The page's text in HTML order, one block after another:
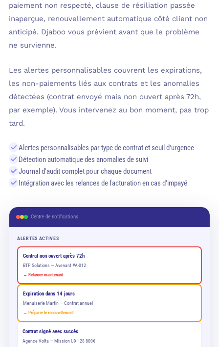
paiement non respecté, clause de résiliation passée
inaperçue, renouvellement automatique côté client non
anticipé. Djaboo vous prévient avant que le problème
ne survienne.
Les alertes personnalisables couvrent les expirations,
les non-paiements liés aux contrats et les anomalies
détectées (contrat envoyé mais non ouvert après 72h,
par exemple). Vous intervenez au bon moment, pas trop
tard.
Alertes personnalisables par type de contrat et seuil d'urgence
Détection automatique des anomalies de suivi
Journal d'audit complet pour chaque document
Intégration avec les relances de facturation en cas d'impayé
Centre de notifications
ALERTES ACTIVES
Contrat non ouvert après 72h
BTP Solutions — Avenant #A-012
→ Relancer maintenant
Expiration dans 14 jours
Menuiserie Martin — Contrat annuel
→ Préparer le renouvellement
Contrat signé avec succès
Agence Volta — Mission UX · 28 800€